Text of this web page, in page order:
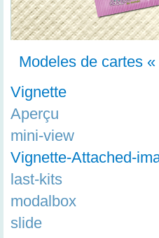
Modeles de cartes
Vignette
Aperçu
mini-view
Vignette-Attached-
last-kits
modalbox
slide